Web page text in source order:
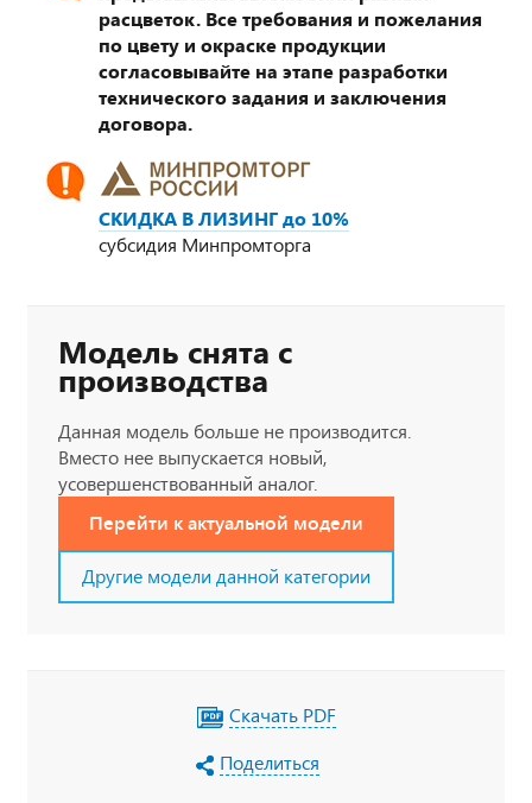
расцветок. Все требования и пожелания
по цвету и окраске продукции
согласовывайте на этапе разработки
технического задания и заключения
договора.
СКИДКА В ЛИЗИНГ до 10%
субсидия Минпромторга
Модель снята с
производства
Данная модель больше не производится.
Вместо нее выпускается новый,
усовершенствованный аналог.
Перейти к актуальной модели
Другие модели данной категории
Скачать PDF
Поделиться